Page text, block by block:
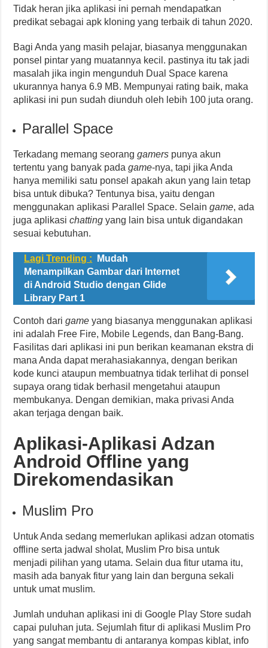
Tidak heran jika aplikasi ini pernah mendapatkan
predikat sebagai apk kloning yang terbaik di tahun 2020.
Bagi Anda yang masih pelajar, biasanya menggunakan
ponsel pintar yang muatannya kecil. pastinya itu tak jadi
masalah jika ingin mengunduh Dual Space karena
ukurannya hanya 6.9 MB. Mempunyai rating baik, maka
aplikasi ini pun sudah diunduh oleh lebih 100 juta orang.
Parallel Space
Terkadang memang seoranggamers punya akun
tertentu yang banyak padagame-nya, tapi jika Anda
hanya memiliki satu ponsel apakah akun yang lain tetap
bisa untuk dibuka? Tentunya bisa, yaitu dengan
menggunakan aplikasi Parallel Space. Selaingame, ada
juga aplikasichattingyang lain bisa untuk digandakan
sesuai kebutuhan.
Lagi Trending :
Mudah
Menampilkan Gambar dari Internet
di Android Studio dengan Glide
Library Part 1
Contoh darigameyang biasanya menggunakan aplikasi
ini adalah Free Fire, Mobile Legends, dan Bang-Bang.
Fasilitas dari aplikasi ini pun berikan keamanan ekstra di
mana Anda dapat merahasiakannya, dengan berikan
kode kunci ataupun membuatnya tidak terlihat di ponsel
supaya orang tidak berhasil mengetahui ataupun
membukanya. Dengan demikian, maka privasi Anda
akan terjaga dengan baik.
Aplikasi-Aplikasi Adzan
Android Offline yang
Direkomendasikan
Muslim Pro
Untuk Anda sedang memerlukan aplikasi adzan otomatis
offline serta jadwal sholat, Muslim Pro bisa untuk
menjadi pilihan yang utama. Selain dua fitur utama itu,
masih ada banyak fitur yang lain dan berguna sekali
untuk umat muslim.
Jumlah unduhan aplikasi ini di Google Play Store sudah
capai puluhan juta. Sejumlah fitur di aplikasi Muslim Pro
yang sangat membantu di antaranya kompas kiblat, info